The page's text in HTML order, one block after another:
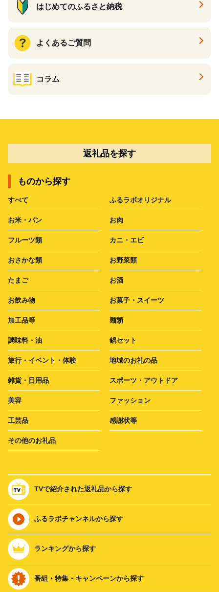
はじめてのふるさと納税
よくあるご質問
コラム
返礼品を探す
ものから探す
すべて ふるラボオリジナル
お米・パン お肉
フルーツ類 カニ・エビ
おさかな類 お野菜類
たまご お酒
お飲み物 お菓子・スイーツ
加工品等 麺類
調味料・油 鍋セット
旅行・イベント・体験 地域のお礼の品
雑貨・日用品 スポーツ・アウトドア
美容 ファッション
工芸品 感謝状等
その他のお礼品
TVで紹介された返礼品から探す
ふるラボチャンネルから探す
ランキングから探す
番組・特集・キャンペーンから探す